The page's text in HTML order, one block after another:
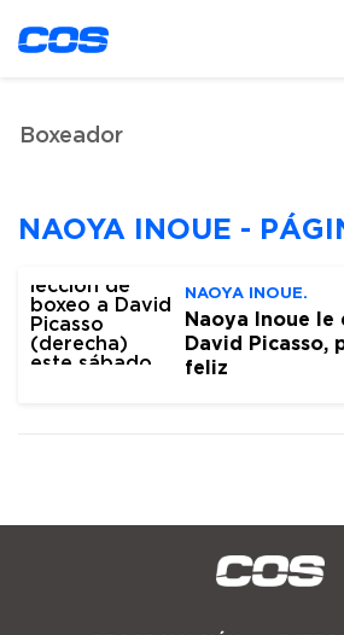
Boxeador
NAOYA INOUE -
NAOYA INOUE.
Naoya Inoue le
David Picasso,
feliz